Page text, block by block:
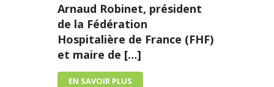
Arnaud Robinet, président
de la Fédération
Hospitalière de France (FHF)
et maire de […]
EN SAVOIR PLUS